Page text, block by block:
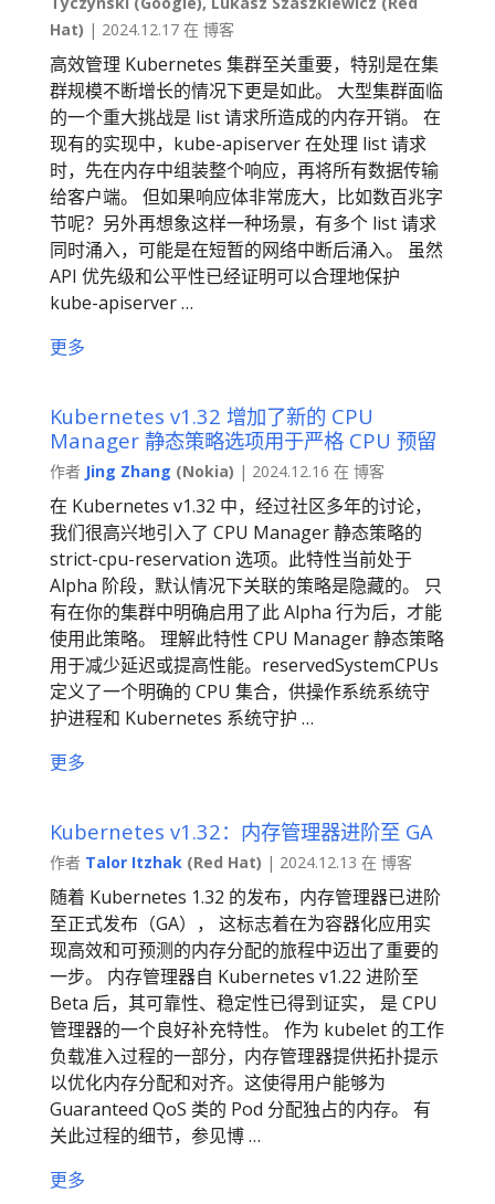
Hat) | 2024.12.17 在 博客
高效管理 Kubernetes 集群至关重要，特别是在集
群规模不断增长的情况下更是如此。 大型集群面临
的一个重大挑战是 list 请求所造成的内存开销。 在
现有的实现中，kube-apiserver 在处理 list 请求
时，先在内存中组装整个响应，再将所有数据传输
给客户端。 但如果响应体非常庞大，比如数百兆字
节呢？另外再想象这样一种场景，有多个 list 请求
同时涌入，可能是在短暂的网络中断后涌入。 虽然
API 优先级和公平性已经证明可以合理地保护
kube-apiserver …
更多
Kubernetes v1.32 增加了新的 CPU
Manager 静态策略选项用于严格 CPU 预留
作者 Jing Zhang (Nokia) | 2024.12.16 在 博客
在 Kubernetes v1.32 中，经过社区多年的讨论，
我们很高兴地引入了 CPU Manager 静态策略的
strict-cpu-reservation 选项。此特性当前处于
Alpha 阶段，默认情况下关联的策略是隐藏的。 只
有在你的集群中明确启用了此 Alpha 行为后，才能
使用此策略。 理解此特性 CPU Manager 静态策略
用于减少延迟或提高性能。reservedSystemCPUs
定义了一个明确的 CPU 集合，供操作系统系统守
护进程和 Kubernetes 系统守护 …
更多
Kubernetes v1.32：内存管理器进阶至 GA
作者 Talor Itzhak (Red Hat) | 2024.12.13 在 博客
随着 Kubernetes 1.32 的发布，内存管理器已进阶
至正式发布（GA）， 这标志着在为容器化应用实
现高效和可预测的内存分配的旅程中迈出了重要的
一步。 内存管理器自 Kubernetes v1.22 进阶至
Beta 后，其可靠性、稳定性已得到证实， 是 CPU
管理器的一个良好补充特性。 作为 kubelet 的工作
负载准入过程的一部分，内存管理器提供拓扑提示
以优化内存分配和对齐。这使得用户能够为
Guaranteed QoS 类的 Pod 分配独占的内存。 有
关此过程的细节，参见博 …
更多